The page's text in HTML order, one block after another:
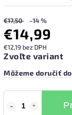
€17,50 –14 %
€14,99
€12,19 bez DPH
Zvoľte variant
Môžeme doručiť